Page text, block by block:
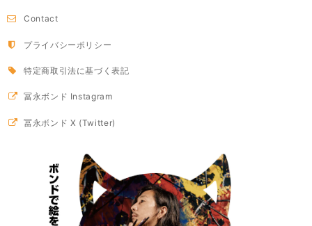
Contact
プライバシーポリシー
特定商取引法に基づく表記
冨永ボンド Instagram
冨永ボンド X (Twitter)